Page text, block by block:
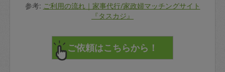
参考: ご利用の流れ｜家事代行/家政婦マッチングサイト
『タスカジ』